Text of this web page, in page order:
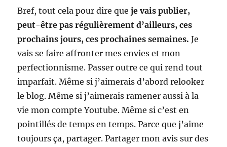
Bref, tout cela pour dire queje vais publier,
peut-être pas régulièrement d’ailleurs, ces
prochains jours, ces prochaines semaines. Je
vais se faire affronter mes envies et mon
perfectionnisme. Passer outre ce qui rend tout
imparfait. Même si j’aimerais d’abord relooker
le blog. Même si j’aimerais ramener aussi à la
vie mon compte Youtube. Même si c’est en
pointillés de temps en temps. Parce que j’aime
toujours ça, partager. Partager mon avis sur des